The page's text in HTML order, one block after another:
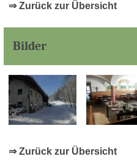
⇒ Zurück zur Übersicht
Bilder
⇒ Zurück zur Übersicht